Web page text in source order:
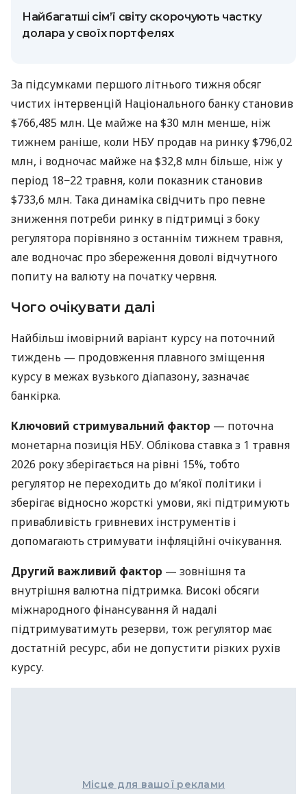
Найбагатші сім’ї світу скорочують частку
долара у своїх портфелях
За підсумками першого літнього тижня обсяг
чистих інтервенцій Національного банку становив
$766,485 млн. Це майже на $30 млн менше, ніж
тижнем раніше, коли НБУ продав на ринку $796,02
млн, і водночас майже на $32,8 млн більше, ніж у
період 18−22 травня, коли показник становив
$733,6 млн. Така динаміка свідчить про певне
зниження потреби ринку в підтримці з боку
регулятора порівняно з останнім тижнем травня,
але водночас про збереження доволі відчутного
попиту на валюту на початку червня.
Чого очікувати далі
Найбільш імовірний варіант курсу на поточний
тиждень — продовження плавного зміщення
курсу в межах вузького діапазону, зазначає
банкірка.
Ключовий стримувальний фактор — поточна
монетарна позиція НБУ. Облікова ставка з 1 травня
2026 року зберігається на рівні 15%, тобто
регулятор не переходить до м’якої політики і
зберігає відносно жорсткі умови, які підтримують
привабливість гривневих інструментів і
допомагають стримувати інфляційні очікування.
Другий важливий фактор — зовнішня та
внутрішня валютна підтримка. Високі обсяги
міжнародного фінансування й надалі
підтримуватимуть резерви, тож регулятор має
достатній ресурс, аби не допустити різких рухів
курсу.
Місце для вашої реклами